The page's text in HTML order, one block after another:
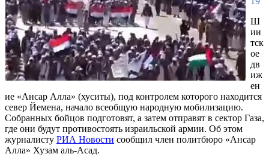
Ш
ии
тск
ое
дв
иж
ен
ие «Ансар Алла» (хуситы), под контролем которого находится
север Йемена, начало всеобщую народную мобилизацию.
Собранных бойцов подготовят, а затем отправят в сектор Газа,
где они будут противостоять израильской армии. Об этом
журналисту РИА Новости сообщил член политбюро «Ансар
Алла» Хузам аль-Асад.